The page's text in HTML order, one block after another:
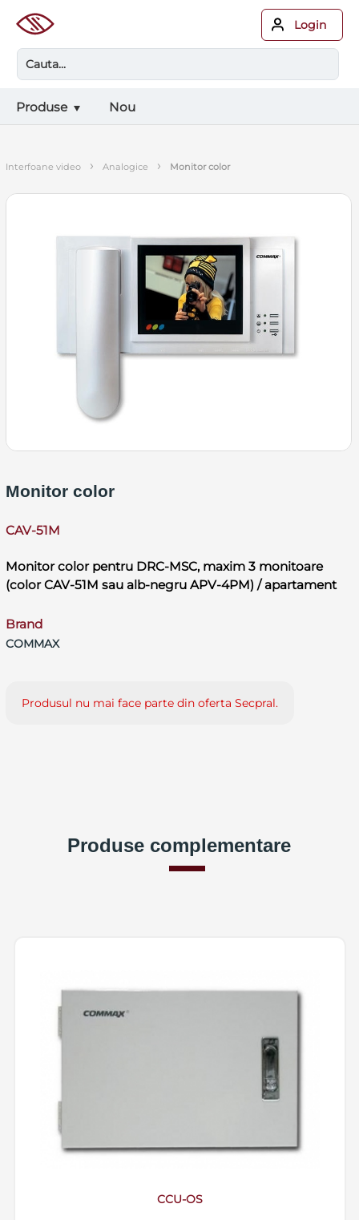
Login
Produse Nou
interfoane video › analogice › monitor color
Monitor color
CAV-51M
Monitor color pentru DRC-MSC, maxim 3 monitoare
(color CAV-51M sau alb-negru APV-4PM) / apartament
Brand
COMMAX
Produsul nu mai face parte din oferta Secpral.
Produse complementare
CCU-OS